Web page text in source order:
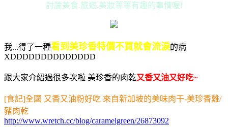
討論美食.旅遊.美妝等等有趣的事情喔!
我...得了一種看到美珍香特價不買就會流淚的病
XDDDDDDDDDDDDDD
跟大家介紹過很多次啦 美珍香的肉乾又香又油又好吃~
[食記]全國 又香又油粉好吃 來自新加坡的美味肉干-美珍香雞/
豬肉乾
http://www.wretch.cc/blog/caramelgreen/26873092